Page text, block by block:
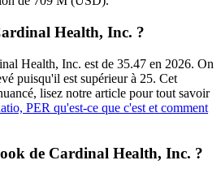
Health, Inc. ?
Health, Inc. est de 35.47 en 2026. On
puisqu'il est supérieur à 25. Cet
lisez notre article pour tout savoir
PER qu'est-ce que c'est et comment
de Cardinal Health, Inc. ?